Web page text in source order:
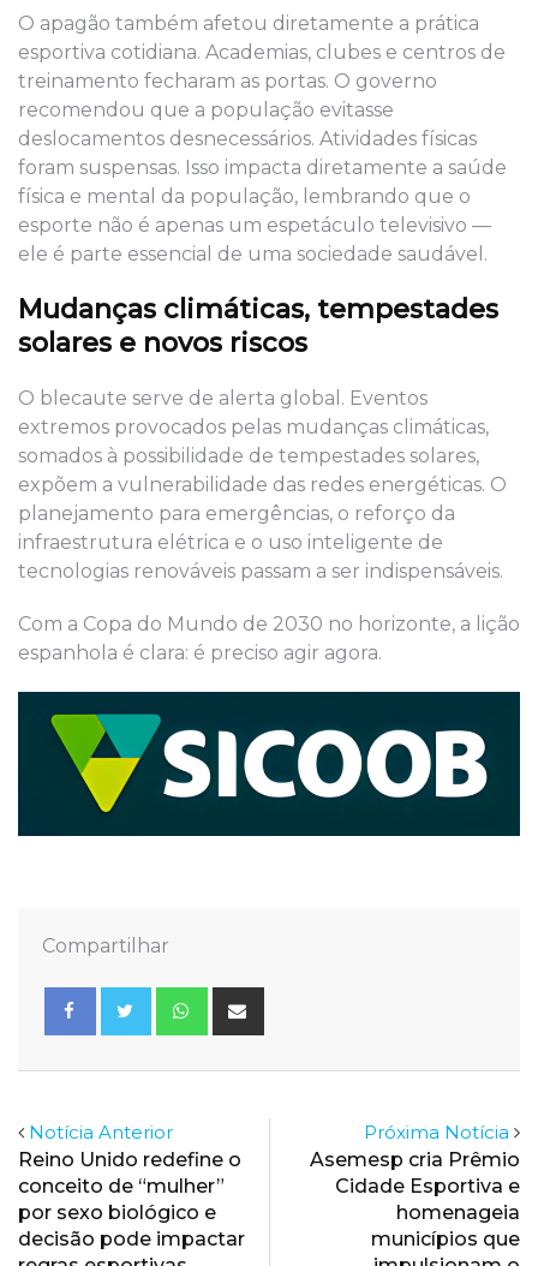
O apagão também afetou diretamente a prática
esportiva cotidiana. Academias, clubes e centros de
treinamento fecharam as portas. O governo
recomendou que a população evitasse
deslocamentos desnecessários. Atividades físicas
foram suspensas. Isso impacta diretamente a saúde
física e mental da população, lembrando que o
esporte não é apenas um espetáculo televisivo —
ele é parte essencial de uma sociedade saudável.
Mudanças climáticas, tempestades
solares e novos riscos
O blecaute serve de alerta global. Eventos
extremos provocados pelas mudanças climáticas,
somados à possibilidade de tempestades solares,
expõem a vulnerabilidade das redes energéticas. O
planejamento para emergências, o reforço da
infraestrutura elétrica e o uso inteligente de
tecnologias renováveis passam a ser indispensáveis.
Com a Copa do Mundo de 2030 no horizonte, a lição
espanhola é clara: é preciso agir agora.
Compartilhar
Whatsapp
Notícia Anterior
Reino Unido redefine o
conceito de “mulher”
por sexo biológico e
decisão pode impactar
Próxima Notícia
Asemesp cria Prêmio
Cidade Esportiva e
homenageia
municípios que